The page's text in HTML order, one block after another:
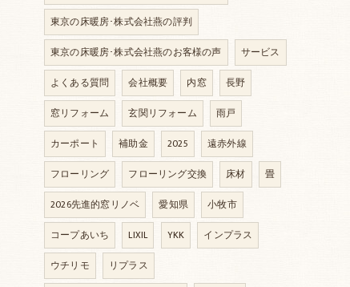
東京の床暖房･株式会社燕の評判
東京の床暖房･株式会社燕のお客様の声
サービス
よくある質問
会社概要 内窓
長野
窓リフォーム
玄関リフォーム
雨戸
カーポート
補助金 2025
遠赤外線
フローリング
フローリング交換 床材
畳
2026先進的窓リノベ
愛知県
小牧市
コープあいち
LIXIL YKK
インプラス
ウチリモ
リプラス